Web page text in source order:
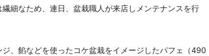
細なため、連日、盆栽職人が来店しメンテナンスを行
、餡などを使ったコケ盆栽をイメージしたパフェ（490